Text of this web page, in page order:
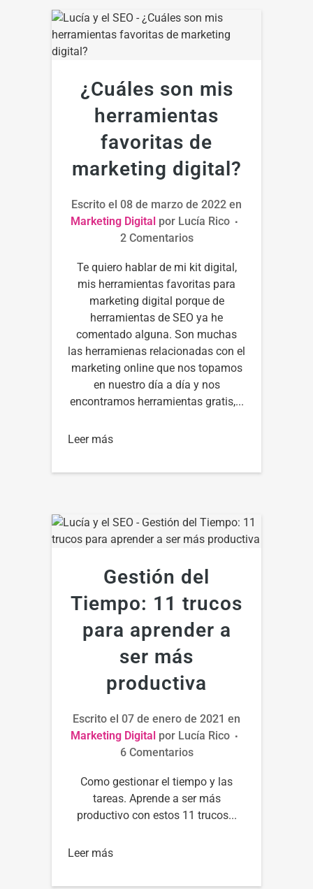
¿Cuáles son mis
herramientas
favoritas de
marketing digital?
Escrito el 08 de marzo de 2022 en
Marketing Digital por Lucía Rico
2 Comentarios
Te quiero hablar de mi kit digital,
mis herramientas favoritas para
marketing digital porque de
herramientas de SEO ya he
comentado alguna. Son muchas
las herramienas relacionadas con el
marketing online que nos topamos
en nuestro día a día y nos
encontramos herramientas gratis,...
Leer más
Gestión del
Tiempo: 11 trucos
para aprender a
ser más
productiva
Escrito el 07 de enero de 2021 en
Marketing Digital por Lucía Rico
6 Comentarios
Como gestionar el tiempo y las
tareas. Aprende a ser más
productivo con estos 11 trucos...
Leer más